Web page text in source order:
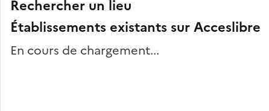
Rechercher un lieu
Établissements existants sur Acceslibre
En cours de chargement...